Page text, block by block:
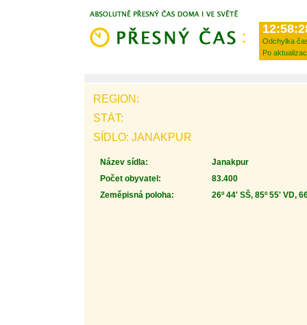
Odchylka
Po
REGION:
STÁT:
SÍDLO: JANAKPUR
Název sídla:
Janakpur
Počet obyvatel:
83.400
Zeměpisná poloha:
26º 44' SŠ, 85º 55' VD,